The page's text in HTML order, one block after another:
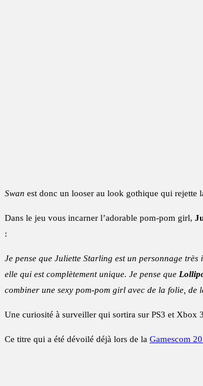
Swan est donc un looser au look gothique qui rejette
Dans le jeu vous incarner l’adorable pom-pom girl,
:
Je pense que Juliette Starling est un personnage
elle qui est complètement unique. Je pense que
combiner une sexy pom-pom girl avec de la folie, de
Une curiosité à surveiller qui sortira sur PS3 et Xbox
Ce titre qui a été dévoilé déjà lors de la Gamescom